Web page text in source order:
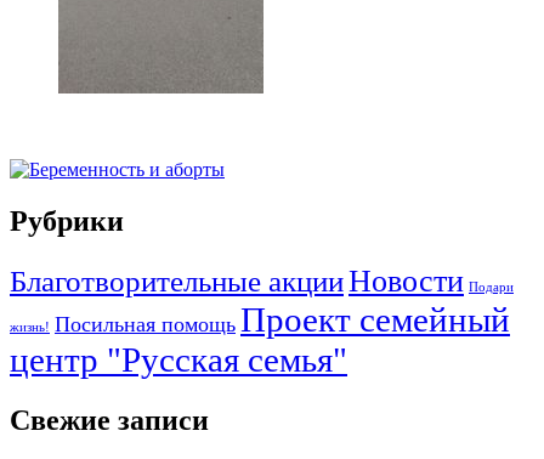
Рубрики
Благотворительные акцииНовости Подари
жизнь! Посильная помощь Проект семейный
центр "Русская семья"
Свежие записи